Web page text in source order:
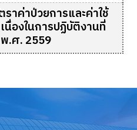
าค่าป่วยการและค่าใช้
นื่องในการปฏิบัติงานที่
.ศ. 2559